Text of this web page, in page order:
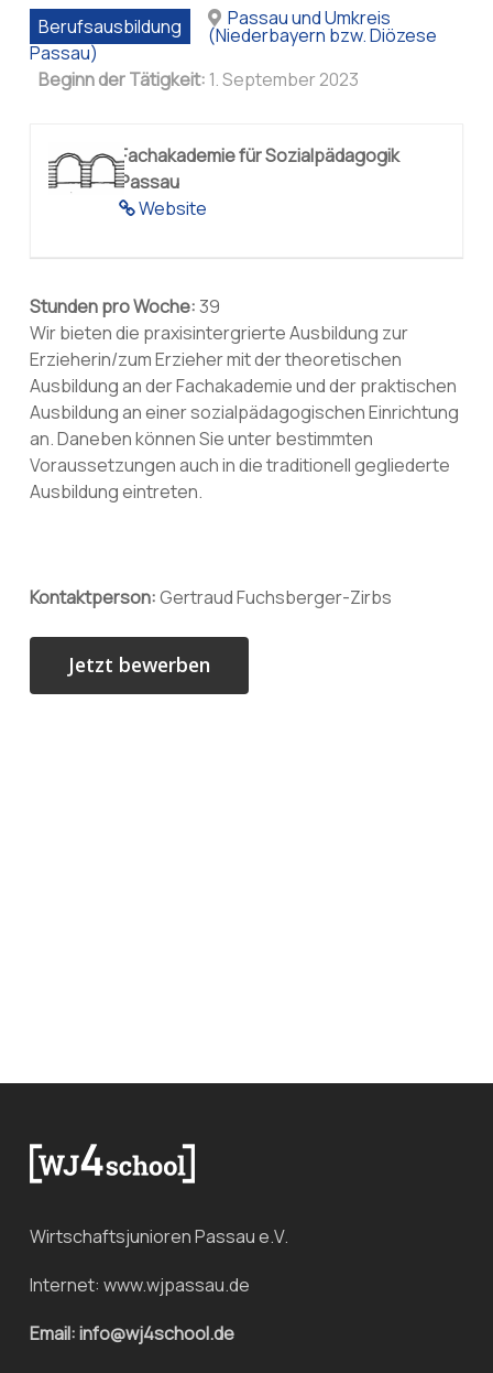
Berufsausbildung Passau und Umkreis
(Niederbayern bzw. Diözese
Passau)
Beginn der Tätigkeit: 1. September 2023
Website
Fachakademie für Sozialpädagogik
Passau
Stunden pro Woche:39
Wir bieten die praxisintergrierte Ausbildung zur
Erzieherin/zum Erzieher mit der theoretischen
Ausbildung an der Fachakademie und der praktischen
Ausbildung an einer sozialpädagogischen Einrichtung
an. Daneben können Sie unter bestimmten
Voraussetzungen auch in die traditionell gegliederte
Ausbildung eintreten.
Kontaktperson:Gertraud Fuchsberger-Zirbs
Wirtschaftsjunioren Passau e.V.
Internet: www.wjpassau.de
Email: info@wj4school.de